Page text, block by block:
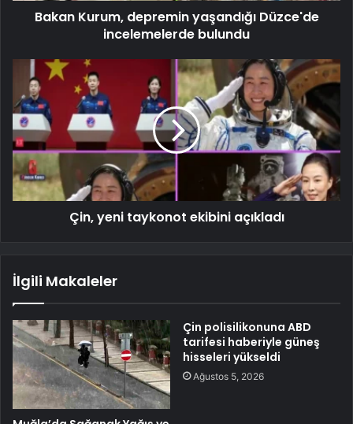
Bakan Kurum, depremin yaşandığı Düzce'de
incelemelerde bulundu
Çin, yeni taykonot ekibini açıkladı
İlgili Makaleler
Çin polisilikonuna ABD
tarifesi haberiyle güneş
hisseleri yükseldi
Ağustos 5, 2026